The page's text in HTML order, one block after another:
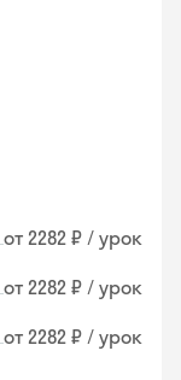
от 2282 ₽ / урок
от 2282 ₽ / урок
от 2282 ₽ / урок